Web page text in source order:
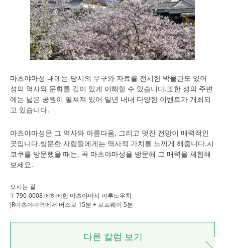
마츠야마성 내에는 당시의 무구와 자료를 전시한 박물관도 있어
성의 역사와 문화를 깊이 있게 이해할 수 있습니다.또한 성의 주변
에는 넓은 공원이 펼쳐져 있어 일년 내내 다양한 이벤트가 개최되
고 있습니다.
마츠야마성은 그 역사와 아름다움, 그리고 멋진 전망이 매력적인
곳입니다.방문한 사람들에게는 역사적 가치를 느끼게 해줍니다.시
코쿠를 방문했을 때는, 꼭 마츠야마성을 방문해 그 매력을 체험해
보세요.
오시는 길
〒790-0008 에히메현 마츠야마시 마루노우치
JR마츠야마역에서 버스로 15분 + 로프웨이 5분
다른 칼럼 보기